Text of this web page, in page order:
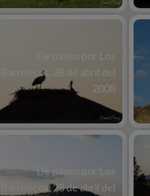
De paseo por Los
Barruecos, 28 de abril del
2008
De paseo por Los
Barruecos, 28 de abril del